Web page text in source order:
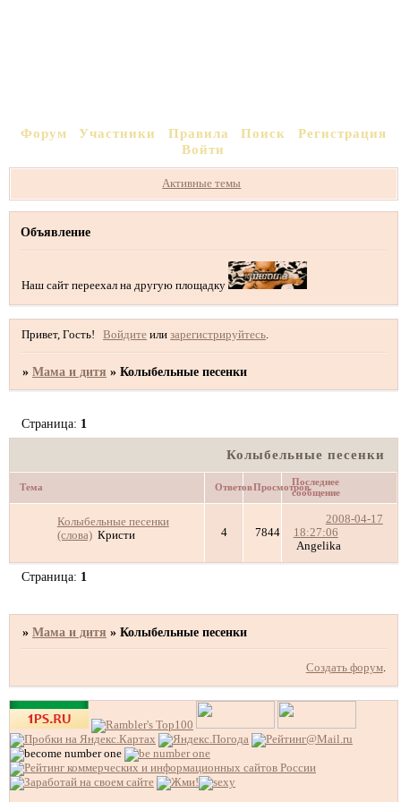
Форум Участники Правила Поиск
Регистрация
Войти
Активные темы
Объявление
Наш сайт переехал на другую площадку
Привет, Гость! Войдите илизарегистрируйтесь
»Мама и дитя »Колыбельные песенки
Колыбельные песенки
Страница: 1
Тема ОтветовПросмотровПоследнее
сообщение
Колыбельные песенки
(слова) Кристи 4 7844
2008-04-17
18:27:06
Angelika
Страница: 1
»Мама и дитя »Колыбельные песенки
Создать форум.